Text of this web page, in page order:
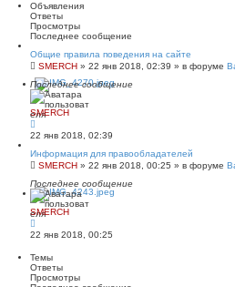
е
н
ы
й
п
к
Объявления
Ответы
Просмотры
Последнее сообщение
Общие правила поведения на сайте
SMERCH » 22 янв 2018, 02:39 » в форуме
Последнее сообщение
SMERCH
22 янв 2018, 02:39
Информация для правообладателей
SMERCH » 22 янв 2018, 00:25 » в форуме
Последнее сообщение
SMERCH
22 янв 2018, 00:25
Темы
Ответы
Просмотры